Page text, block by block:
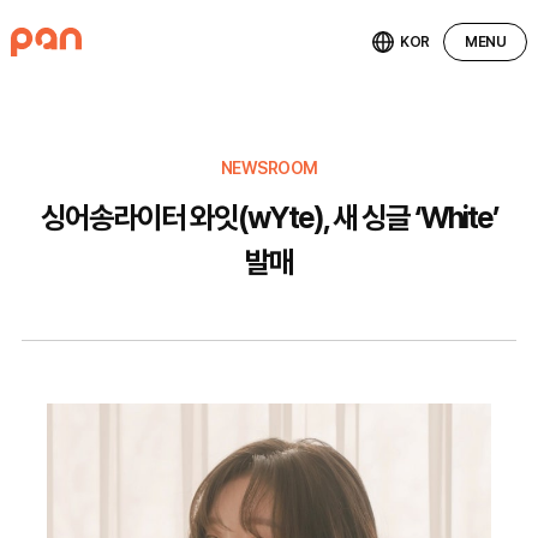
KOR MENU
NEWSROOM
싱어송라이터 와잇(wYte), 새 싱글 ‘White’
발매